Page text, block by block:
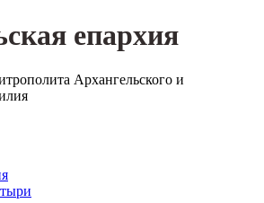
епархия
Архангельского и